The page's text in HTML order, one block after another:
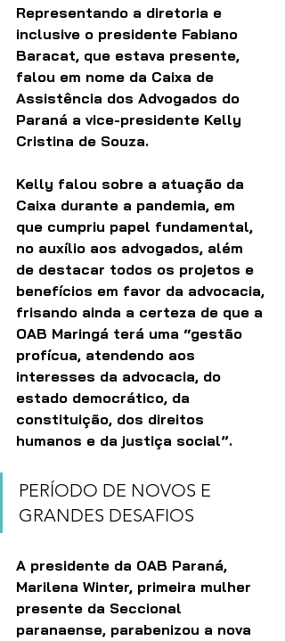
Representando a diretoria e
inclusive o presidente Fabiano
Baracat, que estava presente,
falou em nome da Caixa de
Assistência dos Advogados do
Paraná a vice-presidente Kelly
Cristina de Souza.
Kelly falou sobre a atuação da
Caixa durante a pandemia, em
que cumpriu papel fundamental,
no auxílio aos advogados, além
de destacar todos os projetos e
benefícios em favor da advocacia,
frisando ainda a certeza de que a
OAB Maringá terá uma “gestão
profícua, atendendo aos
interesses da advocacia, do
estado democrático, da
constituição, dos direitos
humanos e da justiça social”.
PERÍODO DE NOVOS E
GRANDES DESAFIOS
A presidente da OAB Paraná,
Marilena Winter, primeira mulher
presente da Seccional
paranaense, parabenizou a nova